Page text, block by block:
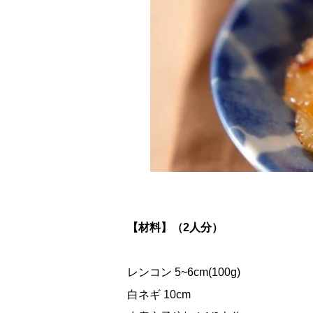
【材料】（2人分）
レンコン 5~6cm(100g)
白ネギ 10cm